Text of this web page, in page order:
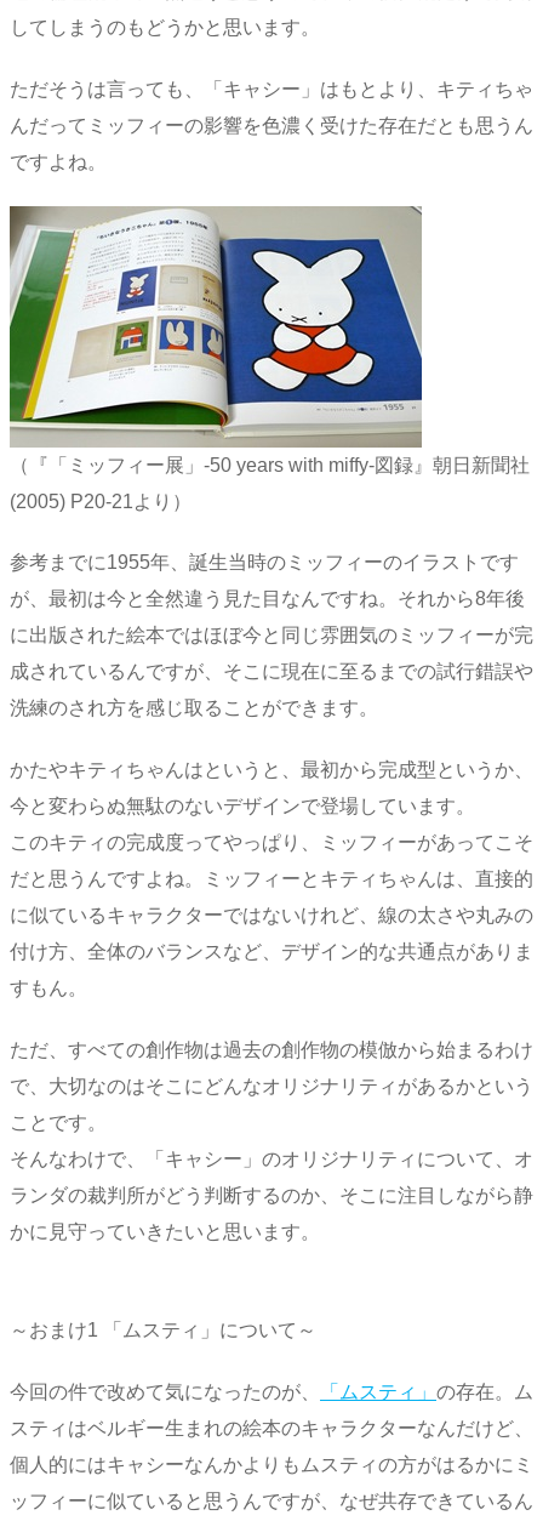
してしまうのもどうかと思います。
ただそうは言っても、「キャシー」はもとより、キティちゃ
んだってミッフィーの影響を色濃く受けた存在だとも思うん
ですよね。
（『「ミッフィー展」-50 years with miffy-図録』朝日新聞社
(2005) P20-21より）
参考までに1955年、誕生当時のミッフィーのイラストです
が、最初は今と全然違う見た目なんですね。それから8年後
に出版された絵本ではほぼ今と同じ雰囲気のミッフィーが完
成されているんですが、そこに現在に至るまでの試行錯誤や
洗練のされ方を感じ取ることができます。
かたやキティちゃんはというと、最初から完成型というか、
今と変わらぬ無駄のないデザインで登場しています。
このキティの完成度ってやっぱり、ミッフィーがあってこそ
だと思うんですよね。ミッフィーとキティちゃんは、直接的
に似ているキャラクターではないけれど、線の太さや丸みの
付け方、全体のバランスなど、デザイン的な共通点がありま
すもん。
ただ、すべての創作物は過去の創作物の模倣から始まるわけ
で、大切なのはそこにどんなオリジナリティがあるかという
ことです。
そんなわけで、「キャシー」のオリジナリティについて、オ
ランダの裁判所がどう判断するのか、そこに注目しながら静
かに見守っていきたいと思います。
～おまけ1 「ムスティ」について～
今回の件で改めて気になったのが、 「ムスティ」 の存在。ム
スティはベルギー生まれの絵本のキャラクターなんだけど、
個人的にはキャシーなんかよりもムスティの方がはるかにミ
ッフィーに似ていると思うんですが、なぜ共存できているん